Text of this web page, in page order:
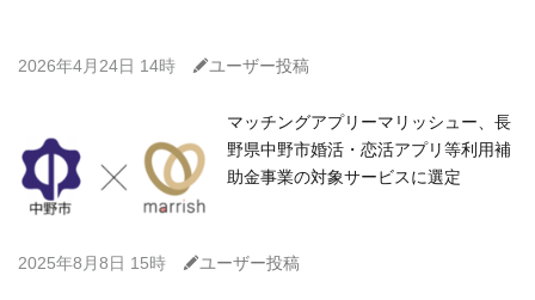
2026年4月24日 14時 Cユーザー投稿
マッチングアプリーマリッシュー、長
野県中野市婚活・恋活アプリ等利用補
助金事業の対象サービスに選定
2025年8月8日 15時 Cユーザー投稿